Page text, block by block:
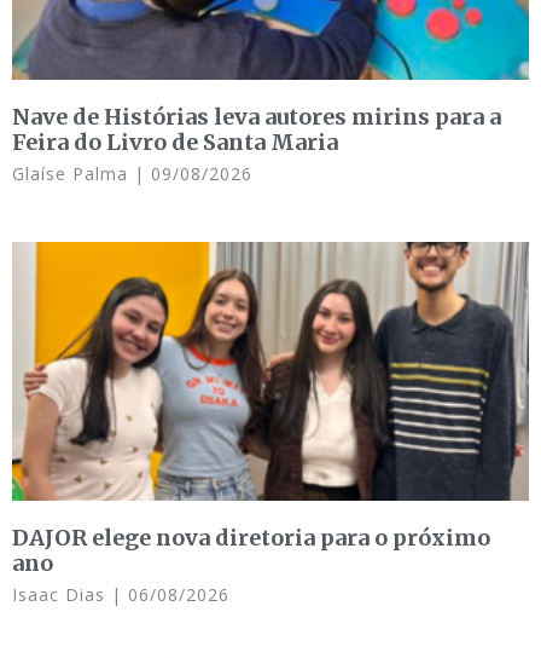
Nave de Histórias leva autores mirins para a
Feira do Livro de Santa Maria
Glaíse Palma 09/08/2026
DAJOR elege nova diretoria para o próximo
ano
Isaac Dias 06/08/2026